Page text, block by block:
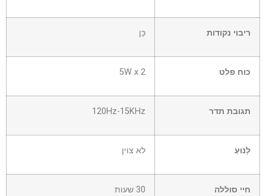
ריבוי נקודות כֵּן
כוח פלט 5W x 2
תגובת תדר 120Hz-15KHz
לָנוּעַ לא צוין
חיי סוללה 30 שעות